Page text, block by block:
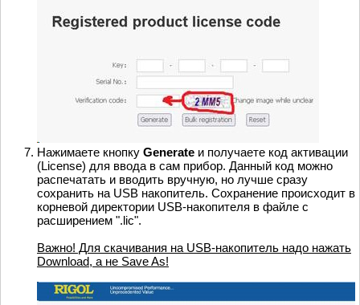
Нажимаете кнопку Generate и получаете код активации
(License) для ввода в сам прибор. Данный код можно
распечатать и вводить вручную, но лучше сразу
сохранить на USB накопитель. Сохранение происходит в
корневой директории USB-накопителя в файле с
расширением ".lic".
Важно! Для скачивания на USB-накопитель надо нажать
Download, а не Save As!